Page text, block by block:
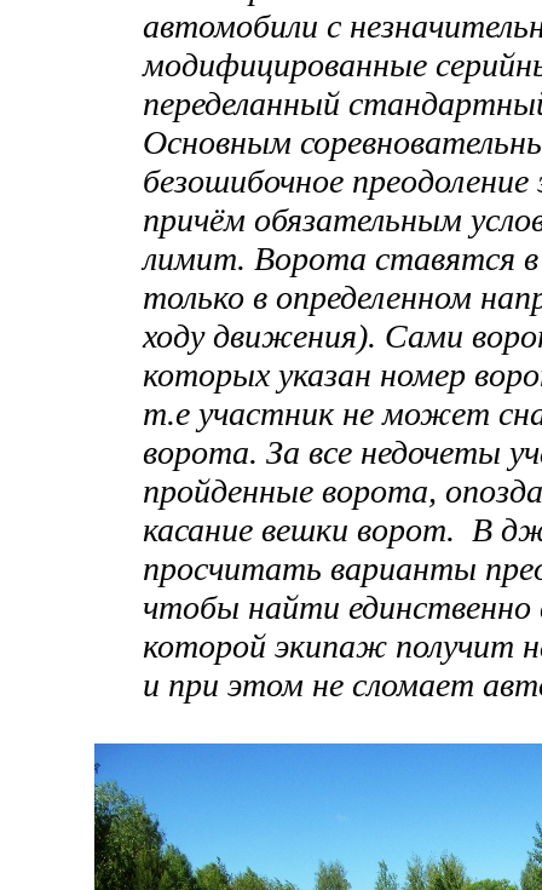
автомобили с
модифицированные
переделанный
Основным
безошибочное
причём обязательным
лимит. Ворота ставятся
только в определенном
ходу движения). Сами
которых указан номер
т.е участник не может
ворота. За все недочеты
пройденные ворота,
касание вешки ворот. В
просчитать варианты
чтобы найти
которой экипаж получит
и при этом не сломает